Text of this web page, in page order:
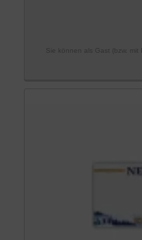
Sie können als Gast (bzw. mit